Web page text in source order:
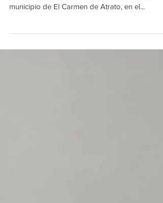
municipio de El Carmen de Atrato, en el...